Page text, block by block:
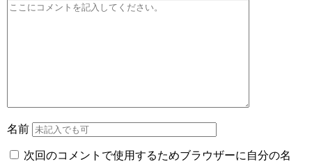
名前
次回のコメントで使用するためブラウザーに自分の名